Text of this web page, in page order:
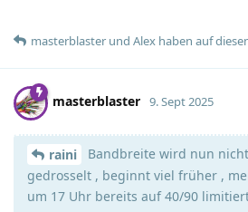
masterblaster und Alex haben auf
masterblaster 9. Sept 2025
raini
Bandbreite wird nun
gedrosselt , beginnt viel früher ,
um 17 Uhr bereits auf 40/90